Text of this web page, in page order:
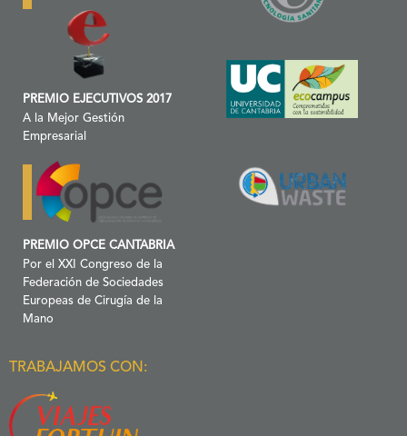
PREMIO EJECUTIVOS 2017
A la Mejor Gestión
Empresarial
PREMIO OPCE CANTABRIA
Por el XXI Congreso de la
Federación de Sociedades
Europeas de Cirugía de la
Mano
TRABAJAMOS CON: